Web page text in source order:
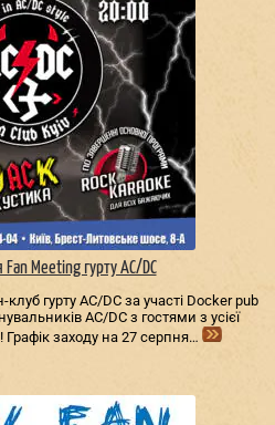
Meeting гурту AC/DС
гурту AC/DС за участі Docker pub
AC/DС з гостями з усієї
Графік заходу на 27 серпня…